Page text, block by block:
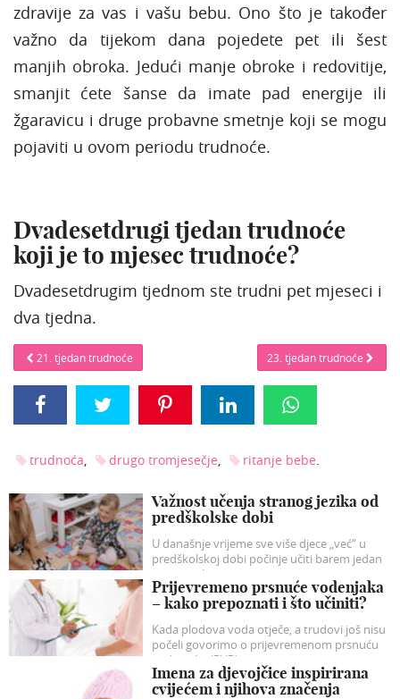
zdravije za vas i vašu bebu. Ono što je također
važno da tijekom dana pojedete pet ili šest
manjih obroka. Jedući manje obroke i redovitije,
smanjit ćete šanse da imate pad energije ili
žgaravicu i druge probavne smetnje koji se mogu
pojaviti u ovom periodu trudnoće.
Dvadesetdrugi tjedan trudnoće
koji je to mjesec trudnoće?
Dvadesetdrugim tjednom ste trudni pet mjeseci i
dva tjedna.
21. tjedan trudnoće 23. tjedan trudnoće
trudnoća drugo tromjesečje ritanje bebe
Važnost učenja stranog jezika od
predškolske dobi
U današnje vrijeme sve više djece „već“ u
predškolskoj dobi počinje učiti barem jedan
strani jezik.
Prijevremeno prsnuće vodenjaka
– kako prepoznati i što učiniti?
Kada plodova voda otječe, a trudovi još nisu
počeli govorimo o prijevremenom prsnuću
vodenjaka (RVP).
Imena za djevojčice inspirirana
cvijećem i njihova značenja